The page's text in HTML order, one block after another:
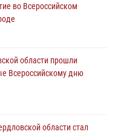
во Всероссийском
области прошли
Всероссийскому дню
области стал